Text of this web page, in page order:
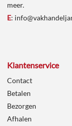
meer.
E:
Klantenservice
Contact
Betalen
Bezorgen
Afhalen